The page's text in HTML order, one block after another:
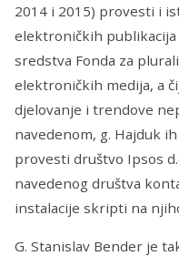
2014 i 2015) provesti i
elektroničkih publikacija
sredstva Fonda za
elektroničkih medija, a
djelovanje i trendove
navedenom, g. Hajduk
provesti društvo Ipsos
navedenog društva
instalacije skripti na
G. Stanislav Bender je